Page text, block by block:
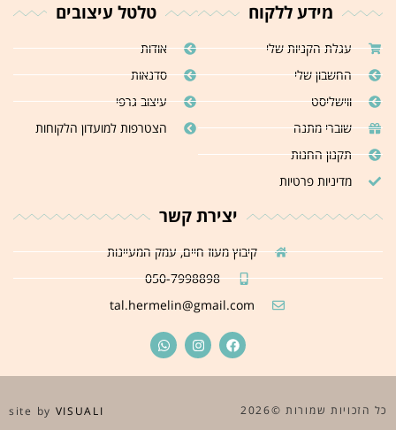
מידע ללקוח
עגלת הקניות שלי
החשבון שלי
ווישליסט
שוברי מתנה
תקנון החנות
מדיניות פרטיות
טלטל עיצובים
אודות
סדנאות
עיצוב גרפי
הצטרפות למועדון הלקוחות
יצירת קשר
קיבוץ מעוז חיים, עמק המעיינות
050-7998898
tal.hermelin@gmail.com
כל הזכויות שמורות ©2026 site byVISUALI